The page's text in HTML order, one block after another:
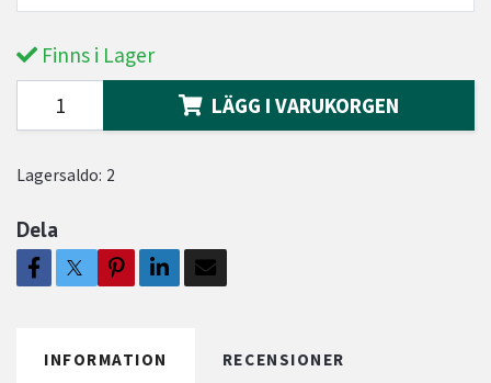
Finns i Lager
LÄGG I VARUKORGEN
Lagersaldo: 2
Dela
INFORMATION RECENSIONER